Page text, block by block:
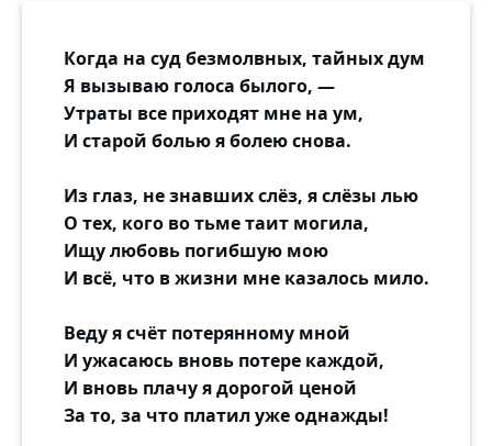
Когда на суд безмолвных, тайных дум
Я вызываю голоса былого, —
Утраты все приходят мне на ум,
И старой болью я болею снова.
Из глаз, не знавших слёз, я слёзы лью
О тех, кого во тьме таит могила,
Ищу любовь погибшую мою
И всё, что в жизни мне казалось мило.
Веду я счёт потерянному мной
И ужасаюсь вновь потере каждой,
И вновь плачу я дорогой ценой
За то, за что платил уже однажды!